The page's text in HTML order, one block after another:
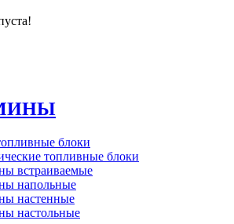
блоки
топливные блоки
встраиваемые
напольные
настенные
настольные